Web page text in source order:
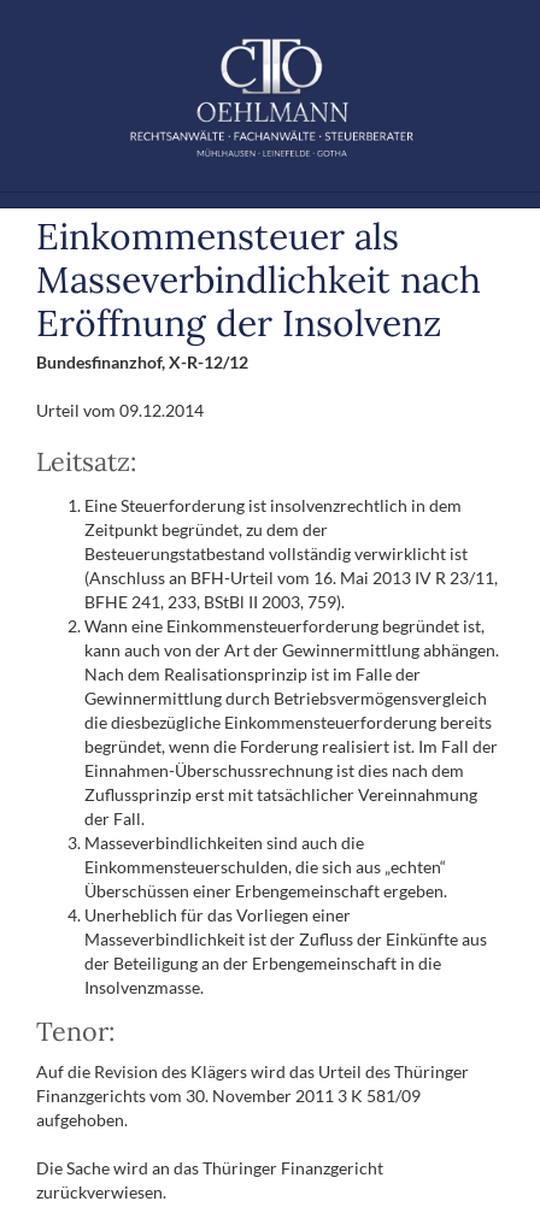
Einkommensteuer als
Masseverbindlichkeit nach
Eröffnung der Insolvenz
Bundesfinanzhof, X-R-12/12
Urteil vom 09.12.2014
Leitsatz:
Eine Steuerforderung ist insolvenzrechtlich in dem
Zeitpunkt begründet, zu dem der
Besteuerungstatbestand vollständig verwirklicht ist
(Anschluss an BFH-Urteil vom 16. Mai 2013 IV R 23/11,
BFHE 241, 233, BStBl II 2003, 759).
Wann eine Einkommensteuerforderung begründet ist,
kann auch von der Art der Gewinnermittlung abhängen.
Nach dem Realisationsprinzip ist im Falle der
Gewinnermittlung durch Betriebsvermögensvergleich
die diesbezügliche Einkommensteuerforderung bereits
begründet, wenn die Forderung realisiert ist. Im Fall der
Einnahmen-Überschussrechnung ist dies nach dem
Zuflussprinzip erst mit tatsächlicher Vereinnahmung
der Fall.
Masseverbindlichkeiten sind auch die
Einkommensteuerschulden, die sich aus „echten“
Überschüssen einer Erbengemeinschaft ergeben.
Unerheblich für das Vorliegen einer
Masseverbindlichkeit ist der Zufluss der Einkünfte aus
der Beteiligung an der Erbengemeinschaft in die
Insolvenzmasse.
Tenor:
Auf die Revision des Klägers wird das Urteil des Thüringer
Finanzgerichts vom 30. November 2011 3 K 581/09
aufgehoben.
Die Sache wird an das Thüringer Finanzgericht
zurückverwiesen.